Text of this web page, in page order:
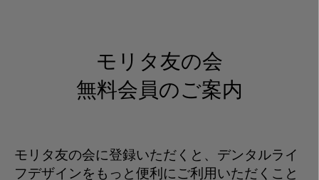
モリタ友の会
無料会員のご案内
モリタ友の会に登録いただくと、デンタルライ
フデザインをもっと便利にご利用いただくこと